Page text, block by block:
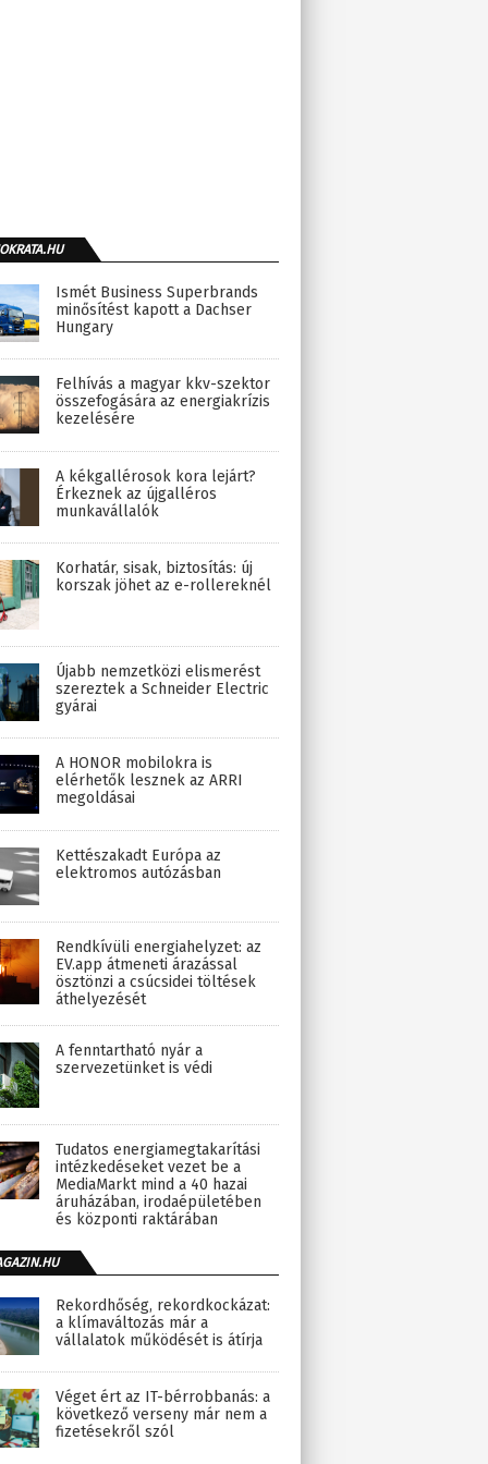
Ismét Business Superbrands
minősítést kapott a Dachser
Hungary
Felhívás a magyar kkv-szektor
összefogására az energiakrízis
kezelésére
A kékgallérosok kora lejárt?
Érkeznek az újgalléros
munkavállalók
Korhatár, sisak, biztosítás: új
korszak jöhet az e-rollereknél
Újabb nemzetközi elismerést
szereztek a Schneider Electric
gyárai
A HONOR mobilokra is
elérhetők lesznek az ARRI
megoldásai
Kettészakadt Európa az
elektromos autózásban
Rendkívüli energiahelyzet: az
EV.app átmeneti árazással
ösztönzi a csúcsidei töltések
áthelyezését
A fenntartható nyár a
szervezetünket is védi
Tudatos energiamegtakarítási
intézkedéseket vezet be a
MediaMarkt mind a 40 hazai
áruházában, irodaépületében
és központi raktárában
Rekordhőség, rekordkockázat:
a klímaváltozás már a
vállalatok működését is átírja
Véget ért az IT-bérrobbanás: a
következő verseny már nem a
fizetésekről szól